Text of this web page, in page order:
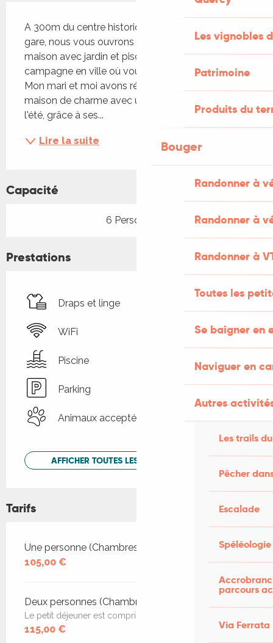
Les vignobles
Patrimoine
Produits du
Bouger
Randonner à
Randonner à
Randonner à
Toutes les
Se baigner en
Naviguer en
Autres
Les trails
Pêcher
Escalade
Spéléologie
parcours
Via Ferrata
A 300m du centre historique de Figeac et de la
gare, nous vous ouvrons les portes de notre
maison avec jardin et piscine ; une maison de
campagne en ville où vous pourrez vous reposer.
Mon mari et moi avons rénové entièrement cette
maison de charme avec une fraîcheur appréciée
l'été, grâce à ses...
Lire la suite
Capacité
6 Personne(s)
Prestations
Draps et linge
WiFi
Piscine
Parking
Animaux acceptés
AFFICHER TOUTES LES PRESTATIONS
Tarifs
Tarifs 2026
Une personne (Chambres d'hôtes)
105,00 €
Deux personnes (Chambres d'hôtes)
Le petit déjeuner est compris.
115,00 €